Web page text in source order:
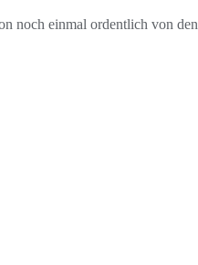
noch einmal ordentlich von den